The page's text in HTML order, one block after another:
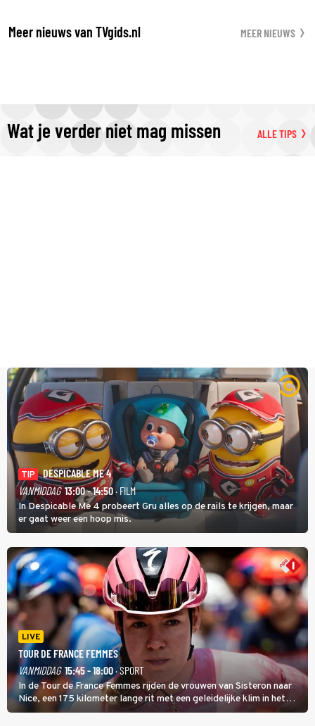
Meer nieuws van TVgids.nl MEER NIEUWS
Wat je verder niet mag missen ALLE TIPS
TIP
DESPICABLE ME 4
VANMIDDAG 13:00 - 14:50· FILM
In Despicable Me 4 probeert Gru alles op de rails te krijgen, maar
er gaat weer een hoop mis.
LIVE
TOUR DE FRANCE FEMMES
VANMIDDAG 15:45 - 18:00· SPORT
In de Tour de France Femmes rijden de vrouwen van Sisteron naar
Nice, een 175 kilometer lange rit met een geleidelijke klim in het
midden. Dat is mogelijk niet de zwaarste hindernis, dat is de